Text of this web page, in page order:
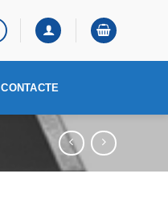
CONTACTE